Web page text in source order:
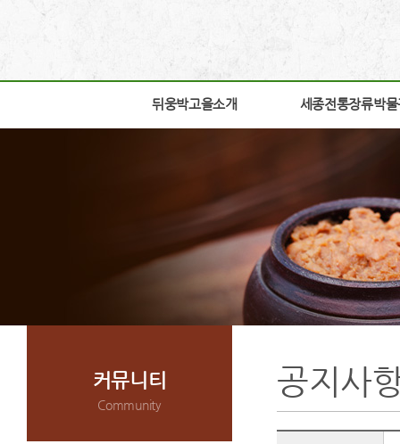
뒤웅박고을소개 세종전통장류박물
뒤웅박고을소개 세종전통장류박물
조감도
학술연구
자료실
열린공간
커뮤니티
Community
공지사